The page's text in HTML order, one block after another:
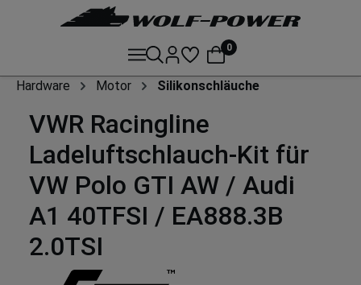
0
Hardware Motor Silikonschläuche
VWR Racingline
Ladeluftschlauch-Kit für
VW Polo GTI AW / Audi
A1 40TFSI / EA888.3B
2.0TSI